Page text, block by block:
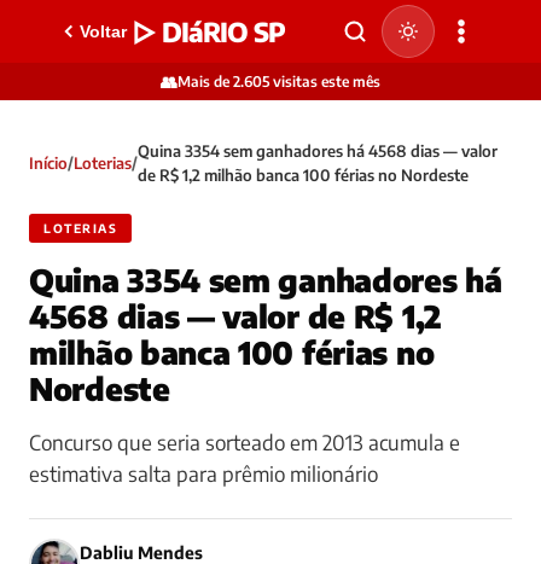
Voltar ▷ DIáRIO SP
👥Mais de 2.605 visitas este mês
Início/Loterias/
Quina 3354 sem ganhadores há 4568 dias — valor
de R$ 1,2 milhão banca 100 férias no Nordeste
LOTERIAS
Quina 3354 sem ganhadores há
4568 dias — valor de R$ 1,2
milhão banca 100 férias no
Nordeste
Concurso que seria sorteado em 2013 acumula e
estimativa salta para prêmio milionário
Dabliu Mendes